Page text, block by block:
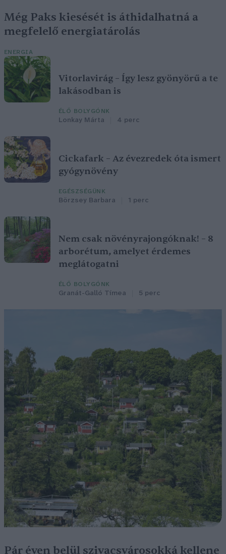
Még Paks kiesését is áthidalhatná a
megfelelő energiatárolás
ENERGIA
Vitorlavirág – Így lesz gyönyörű a te
lakásodban is
ÉLŐ BOLYGÓNK
Lonkay Márta 4 perc
Cickafark – Az évezredek óta ismert
gyógynövény
EGÉSZSÉGÜNK
Börzsey Barbara 1 perc
Nem csak növényrajongóknak! – 8
arborétum, amelyet érdemes
meglátogatni
ÉLŐ BOLYGÓNK
Granát-Galló Tímea 5 perc
Pár éven belül szivacsvárosokká kellene